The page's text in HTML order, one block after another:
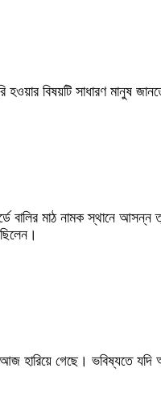
বিষয়টি সাধারণ মানুষ
বালির মাঠ নামক স্থানে
গেছে। ভবিষ্যতে যদি